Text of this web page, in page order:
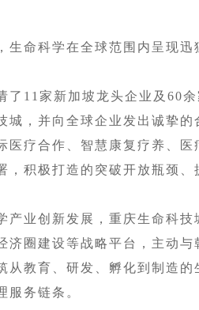
命科学在全球范围内呈现迅
家新加坡龙头企业及60余
，并向全球企业发出诚挚的
疗合作、智慧康复疗养、医
积极打造的突破开放瓶颈、
业创新发展，重庆生命科技
圈建设等战略平台，主动与
从教育、研发、孵化到制造的
服务链条。